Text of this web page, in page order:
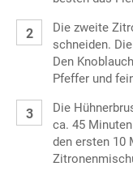
Die zweite
schneiden.
Den
Pfeffer und
Die
ca. 45
den ersten 10